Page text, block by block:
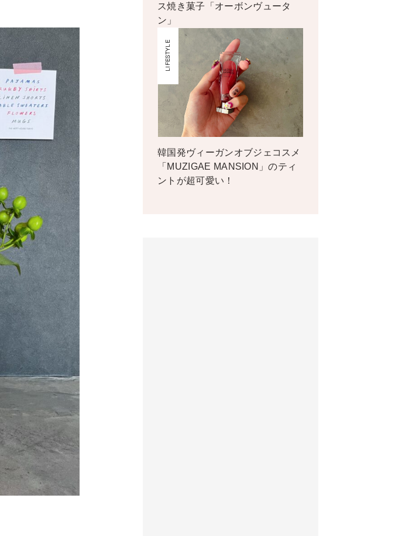
ス焼き菓子「オーボンヴュータ
ン」
LIFESTYLE
韓国発ヴィーガンオブジェコスメ
「MUZIGAE MANSION」のティ
ントが超可愛い！